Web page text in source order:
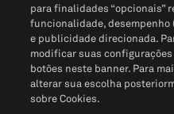
para finalidades “opcionais”
funcionalidade,
e publicidade direcionada.
modificar suas
botões neste banner. Para
alterar sua escolha
sobre Cookies.